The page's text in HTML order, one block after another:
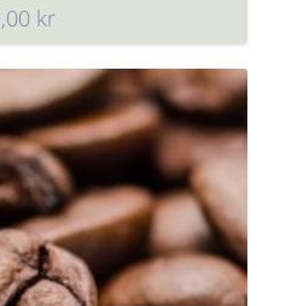
kr